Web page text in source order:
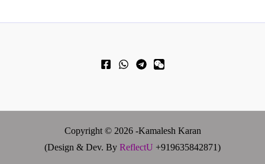
Copyright © 2026 -Kamalesh Karan
(Design & Dev. By ReflectU +919635842871)